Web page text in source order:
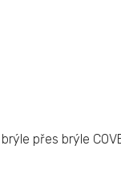
přes brýle